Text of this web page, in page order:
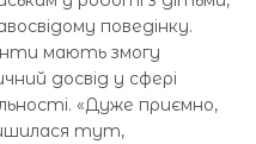
поведінку.
мають змогу
досвід у сфері
«Дуже приємно,
тут,